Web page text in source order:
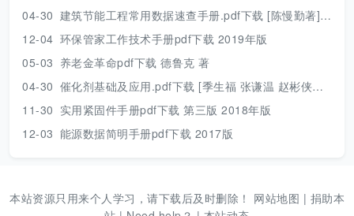
04-30 建筑节能工程常用数据速查手册.pdf下载 [陈慢勤著] 2010年版
12-04 环保管家工作技术手册pdf下载 2019年版
05-03 养老金革命pdf下载 德鲁克 著
04-30 催化剂基础及应用.pdf下载 [季生福 张谦温 赵彬侠编] 2011年版
11-30 实用紧固件手册pdf下载 第三版 2018年版
12-03 能源数据简明手册pdf下载 2017版
本站资源只用来个人学习，请下载后及时删除！ 网站地图 | 捐助本